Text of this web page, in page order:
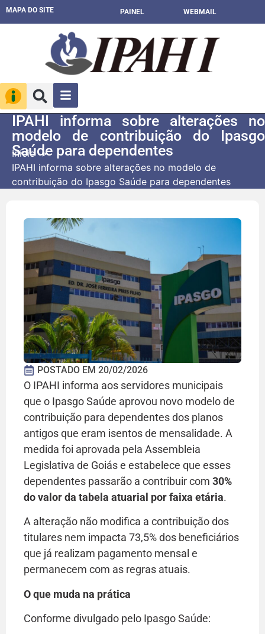
MAPA DO SITE PAINEL WEBMAIL
IPAHI informa sobre alterações no
modelo de contribuição do Ipasgo
Saúde para dependentes
Início
IPAHI informa sobre alterações no modelo de
contribuição do Ipasgo Saúde para dependentes
POSTADO EM 20/02/2026
O IPAHI informa aos servidores municipais
que o Ipasgo Saúde aprovou novo modelo de
contribuição para dependentes dos planos
antigos que eram isentos de mensalidade. A
medida foi aprovada pela Assembleia
Legislativa de Goiás e estabelece que esses
dependentes passarão a contribuir com 30%
do valor da tabela atuarial por faixa etária.
A alteração não modifica a contribuição dos
titulares nem impacta 73,5% dos beneficiários
que já realizam pagamento mensal e
permanecem com as regras atuais.
O que muda na prática
Conforme divulgado pelo Ipasgo Saúde: